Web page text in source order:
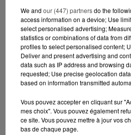
We and our (447) partnersdo the
access information on a device; Use
select personalised advertising;
statistics or combinations of data from
profiles to select personalised content;
Deliver and present advertising and
data such as IP address and browsing
requested; Use precise geolocation
based on information transmitted
Vous pouvez accepter en cliquant sur
mes choix". Vous pouvez également
ce site. Vous pouvez mettre à jour vos
bas de chaque page.